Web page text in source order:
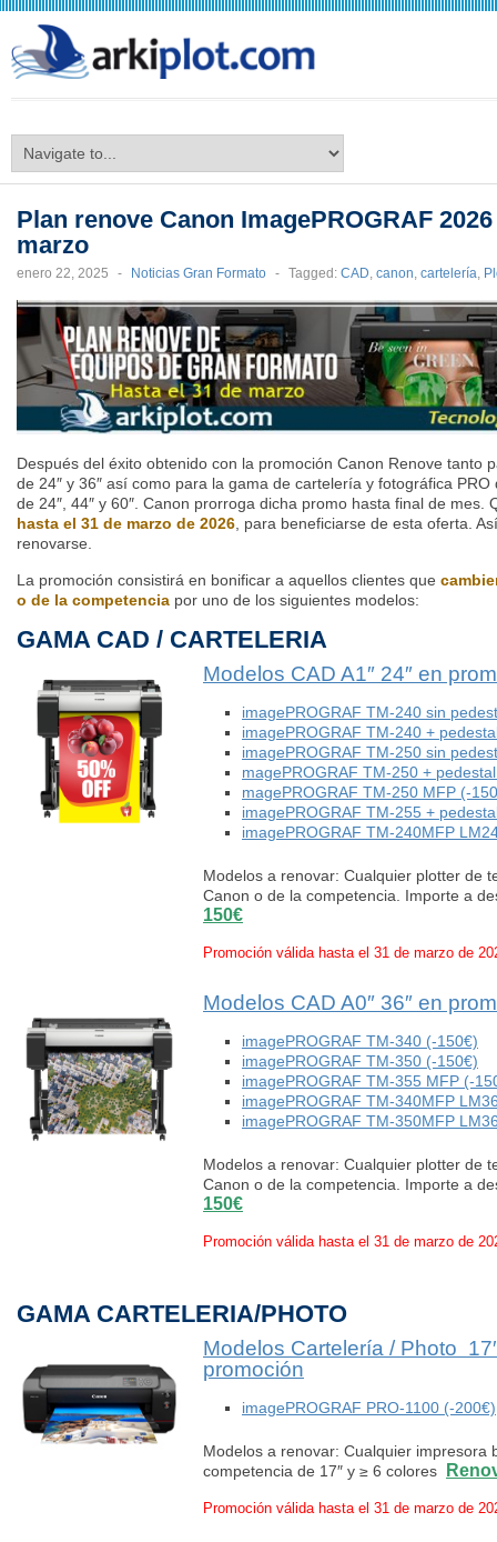
Plan renove Canon ImagePROGRAF
marzo
enero 22, 2025 - Noticias Gran Formato - Tagged: CAD, canon, cartelería,
Después del éxito obtenido con la promoción Canon Renove tanto
de 24″ y 36″ así como para la gama de cartelería y fotográfica
de 24″, 44″ y 60″. Canon prorroga dicha promo hasta final de mes.
hasta el 31 de marzo de 2026, para beneficiarse de esta oferta.
renovarse.
La promoción consistirá en bonificar a aquellos clientes que
o de la competencia por uno de los siguientes modelos:
GAMA CAD / CARTELERIA
Modelos CAD A1″ 24″ en
imagePROGRAF TM-240 sin
imagePROGRAF TM-240 +
imagePROGRAF TM-250 sin
magePROGRAF TM-250 +
magePROGRAF TM-250 MFP (-
imagePROGRAF TM-255 +
imagePROGRAF TM-240MFP
Modelos a renovar: Cualquier plotter de
Canon o de la competencia. Importe a
150€
Promoción válida hasta el 31 de marzo de
Modelos CAD A0″ 36″ en
imagePROGRAF TM-340 (-150€)
imagePROGRAF TM-350 (-150€)
imagePROGRAF TM-355 MFP (-
imagePROGRAF TM-340MFP
imagePROGRAF TM-350MFP
Modelos a renovar: Cualquier plotter de
Canon o de la competencia. Importe a
150€
Promoción válida hasta el 31 de marzo de
GAMA CARTELERIA/PHOTO
Modelos Cartelería / Photo
promoción
imagePROGRAF PRO-1100 (-200€)
Modelos a renovar: Cualquier impresora
competencia de 17″ y ≥ 6 colores
Promoción válida hasta el 31 de marzo de